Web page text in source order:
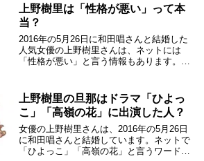
繰り返していく、かなり難しいテーマを扱
っていたので...
上野樹里は「性格が悪い」って本
当？
2016年の5月26日に和田唱さんと結婚した
人気女優の上野樹里さんは、ネットには
「性格が悪い」と言う情報もあります。そ
良い」という情報もあります。ん～一体ど
っちが正...
上野樹里の旦那はドラマ「ひよっ
こ」「高嶺の花」に出演した人？
女優の上野樹里さんは、2016年の5月26日
に和田唱さんと結婚しています。ネットで
「ひよっこ」「高嶺の花」と言うワードが